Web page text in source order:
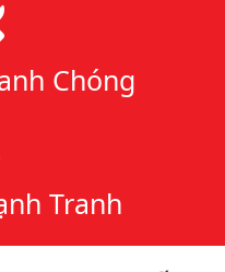
Chóng
Tranh